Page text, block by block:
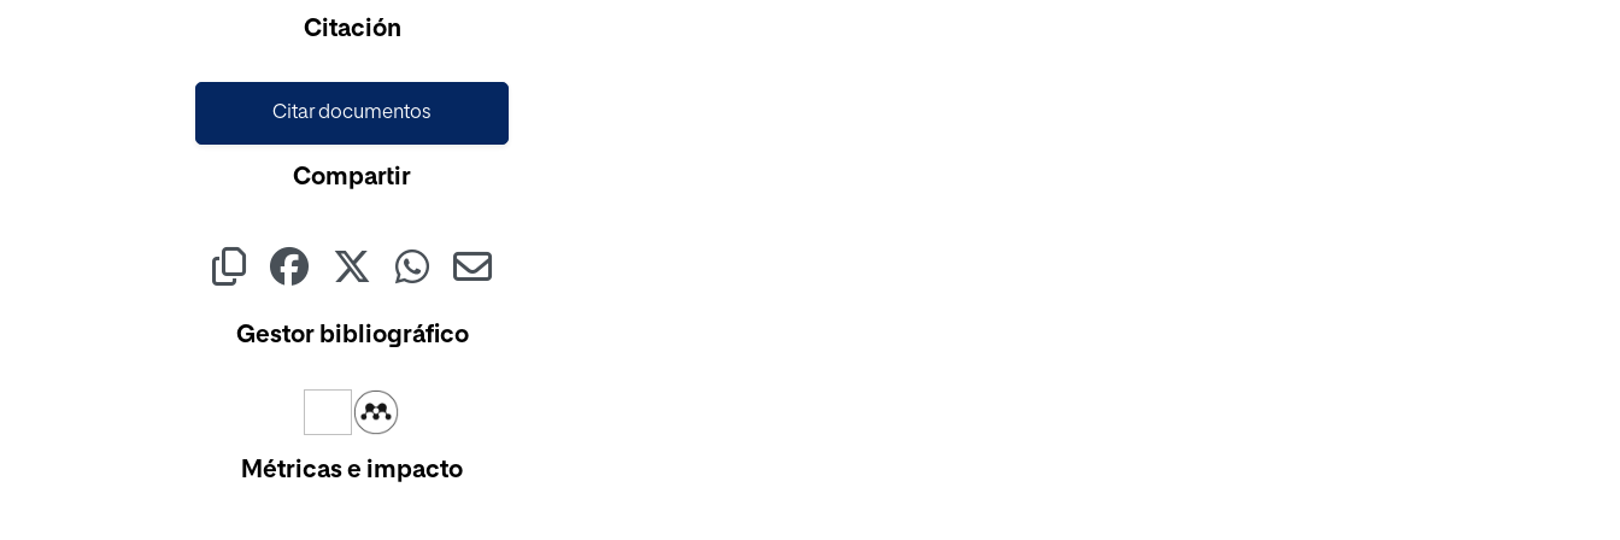
Citación
Citar documentos
Compartir
Gestor bibliográfico
Métricas e impacto